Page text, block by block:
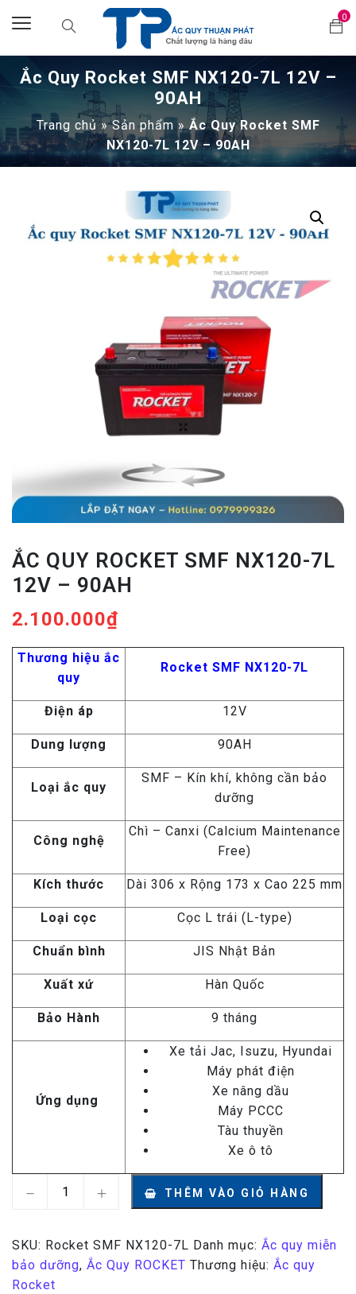
0
Ắc Quy Rocket SMF NX120-7L 12V –
90AH
Trang chủ»Sản phẩm »Ắc Quy Rocket SMF
NX120-7L 12V – 90AH
ẮC QUY ROCKET SMF NX120-7L
12V – 90AH
2.100.000₫
Thương hiệu ắc
quy
Rocket SMF NX120-7L
Điện áp 12V
Dung lượng 90AH
Loại ắc quy
SMF – Kín khí, không cần bảo
dưỡng
Công nghệ
Chì – Canxi (Calcium Maintenance
Free)
Kích thước Dài 306 x Rộng 173 x Cao 225 mm
Loại cọc Cọc L trái (L-type)
Chuẩn bình JIS Nhật Bản
Xuất xứ Hàn Quốc
Bảo Hành 9 tháng
Ứng dụng
Xe tải Jac, Isuzu, Hyundai
Máy phát điện
Xe nâng dầu
Máy PCCC
Tàu thuyền
Xe ô tô
Ắc Quy Rocket SMF NX120-7L 12V – 90AH số lượng
THÊM VÀO GIỎ HÀNG
SKU: Rocket SMF NX120-7L Danh mục: Ắc quy miễn
bảo dưỡng, Ắc Quy ROCKET Thương hiệu: Ắc quy
Rocket